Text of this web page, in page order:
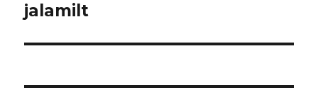
jalamilt